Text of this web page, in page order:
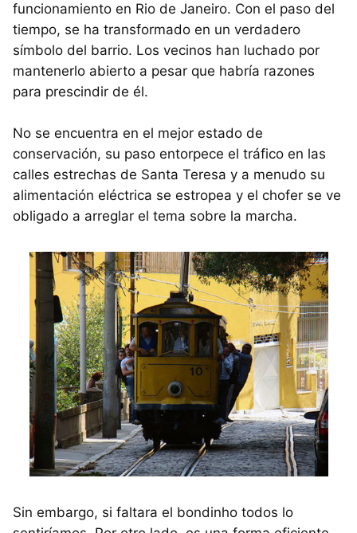
funcionamiento en Rio de Janeiro. Con el paso del
tiempo, se ha transformado en un verdadero
símbolo del barrio. Los vecinos han luchado por
mantenerlo abierto a pesar que habría razones
para prescindir de él.
No se encuentra en el mejor estado de
conservación, su paso entorpece el tráfico en las
calles estrechas de Santa Teresa y a menudo su
alimentación eléctrica se estropea y el chofer se ve
obligado a arreglar el tema sobre la marcha.
Sin embargo, si faltara el bondinho todos lo